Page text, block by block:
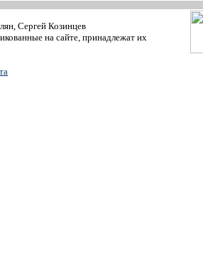
Сергей Козинцев
на сайте, принадлежат их